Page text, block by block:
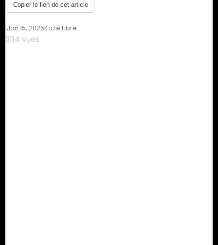
Copier le lien de cet article
Jan 15, 2025Kozé Libre
3114 vues